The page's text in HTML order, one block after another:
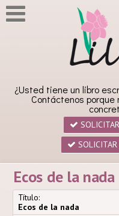
¿Usted tiene un libro
Contáctenos porque
Ecos de la nada
Título:
Ecos de la nada